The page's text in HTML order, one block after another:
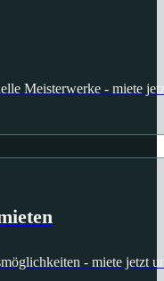
Meisterwerke - miete
- miete jetzt